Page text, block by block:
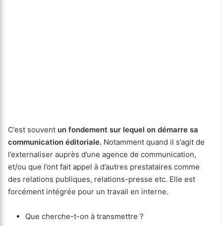
C’est souvent un fondement sur lequel on démarre sa
communication éditoriale. Notamment quand il s’agit de
l’externaliser auprès d’une agence de communication,
et/ou que l’ont fait appel à d’autres prestataires comme
des relations publiques, relations-presse etc. Elle est
forcément intégrée pour un travail en interne.
Que cherche-t-on à transmettre ?